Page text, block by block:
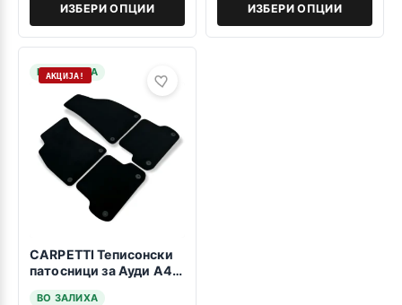
ИЗБЕРИ ОПЦИИ ИЗБЕРИ ОПЦИИ
НА ЗАЛИХА
АКЦИЈА!
CARPETTI Теписонски
патосници за Ауди А4
ВО ЗАЛИХА